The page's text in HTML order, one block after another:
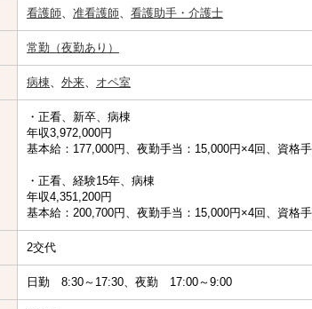
看護師、 准看護師、 看護助手・介護士
常勤（夜勤あり）
病棟、 外来、 オペ室
・正看、新卒、病棟
年収3,972,000円
基本給：177,000円、夜勤手当：15,000円×4回、資格
・正看、経験15年、病棟
年収4,351,200円
基本給：200,700円、夜勤手当：15,000円×4回、資格
2交代
日勤 8:30～17:30、夜勤 17:00～9:00